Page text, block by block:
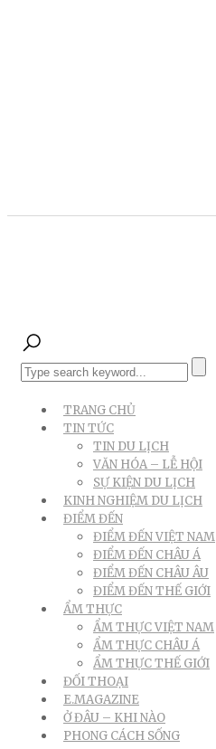
TRANG CHỦ
TIN TỨC
TIN DU LỊCH
VĂN HÓA – LỄ HỘI
SỰ KIỆN DU LỊCH
KINH NGHIỆM DU LỊCH
ĐIỂM ĐẾN
ĐIỂM ĐẾN VIỆT NAM
ĐIỂM ĐẾN CHÂU Á
ĐIỂM ĐẾN CHÂU ÂU
ĐIỂM ĐẾN THẾ GIỚI
ẨM THỰC
ẨM THỰC VIỆT NAM
ẨM THỰC CHÂU Á
ẨM THỰC THẾ GIỚI
ĐỐI THOẠI
E.MAGAZINE
Ở ĐÂU – KHI NÀO
PHONG CÁCH SỐNG